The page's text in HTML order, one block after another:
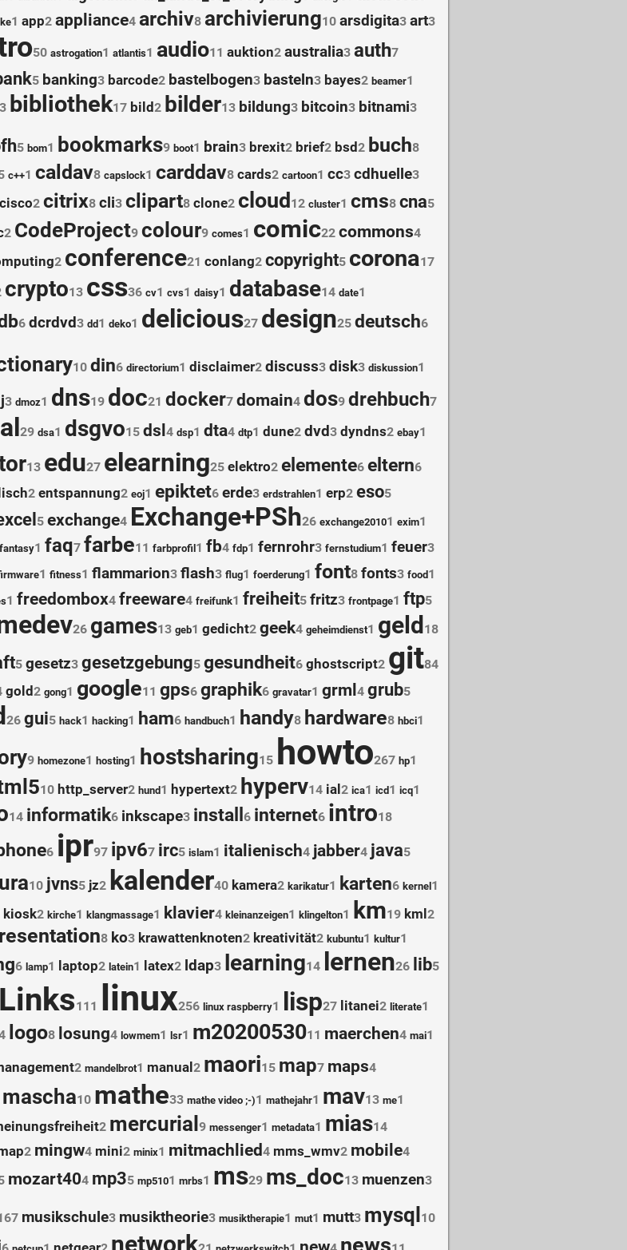
1 app2 appliance4 archiv8 archivierung10 arsdigita3 art3
50 astrogation1 atlantis1 audio11 auktion2 australia3 auth7
5 banking3 barcode2 bastelbogen3 basteln3 bayes2 beamer1
3 bibliothek17 bild2 bilder13 bildung3 bitcoin3 bitnami3
5 bom1 bookmarks9 boot1 brain3 brexit2 brief2 bsd2 buch8
c++1 caldav8 capslock1 carddav8 cards2 cartoon1 cc3 cdhuelle3
cisco2 citrix8 cli3 clipart8 clone2 cloud12 cluster1 cms8 cna5
2 CodeProject9 colour9 comes1 comic22 commons4
2 conference21 conlang2 copyright5 corona17
crypto13 css36 cv1 cvs1 daisy1 database14 date1
6 dcrdvd3 dd1 deko1 delicious27 design25 deutsch6
10 din6 directorium1 disclaimer2 discuss3 disk3 diskussion1
3 dmoz1 dns19 doc21 docker7 domain4 dos9 drehbuch7
29 dsa1 dsgvo15 dsl 4 dsp1 dta4 dtp1 dune2 dvd3 dyndns2 ebay1
13 edu27 elearning25 elektro2 elemente6 eltern6
2 entspannung2 eoj1 epiktet6 erde3 erdstrahlen1 erp2 eso5
5 exchange4 Exchange+PSh26 exchange20101 exim1
fantasy1 faq7 farbe11 farbprofil 1 fb4 fdp1 fernrohr3 fernstudium1 feuer3
1 fitness1 flammarion3 flash3 flug1 foerderung1 font8 fonts3 food1
1 freedombox4 freeware4 freifunk1 freiheit5 fritz3 frontpage1 ftp5
26 games13 geb1 gedicht2 geek4 geheimdienst1 geld 18
5 gesetz3 gesetzgebung5 gesundheit6 ghostscript2 git84
gold2 gong1 google11 gps6 graphik6 gravatar1 grml 4 grub5
26 gui5 hack1 hacking1 ham6 handbuch1 handy8 hardware8 hbci1
9 homezone1 hosting1 hostsharing15 howto267 hp1
10 http_server2 hund1 hypertext2 hyperv14 ial 2 ica1 icd1 icq1
14 informatik6 inkscape3 install 6 internet6 intro18
6 ipr97 ipv67 irc5 islam1 italienisch4 jabber4 java5
10 jvns5 jz2 kalender40 kamera2 karikatur1 karten6 kernel 1
kiosk2 kirche1 klangmassage1 klavier4 kleinanzeigen1 klingelton1 km19 kml 2
8 ko3 krawattenknoten2 kreativität2 kubuntu1 kultur1
6 lamp1 laptop2 latein1 latex2 ldap3 learning14 lernen26 lib5
Links111 linux256 linux raspberry1 lisp27 litanei2 literate1
logo8 losung4 lowmem1 lsr1 m2020053011 maerchen4 mai1
2 mandelbrot1 manual 2 maori15 map7 maps4
mascha10 mathe33 mathe video ;-)1 mathejahr1 mav13 me1
2 mercurial 9 messenger1 metadata1 mias14
2 mingw4 mini2 minix1 mitmachlied 4 mms_wmv2 mobile4
mozart404 mp35 mp5101 mrbs1 ms29 ms_doc13 muenzen3
musikschule3 musiktheorie3 musiktherapie1 mut1 mutt3 mysql 10
network